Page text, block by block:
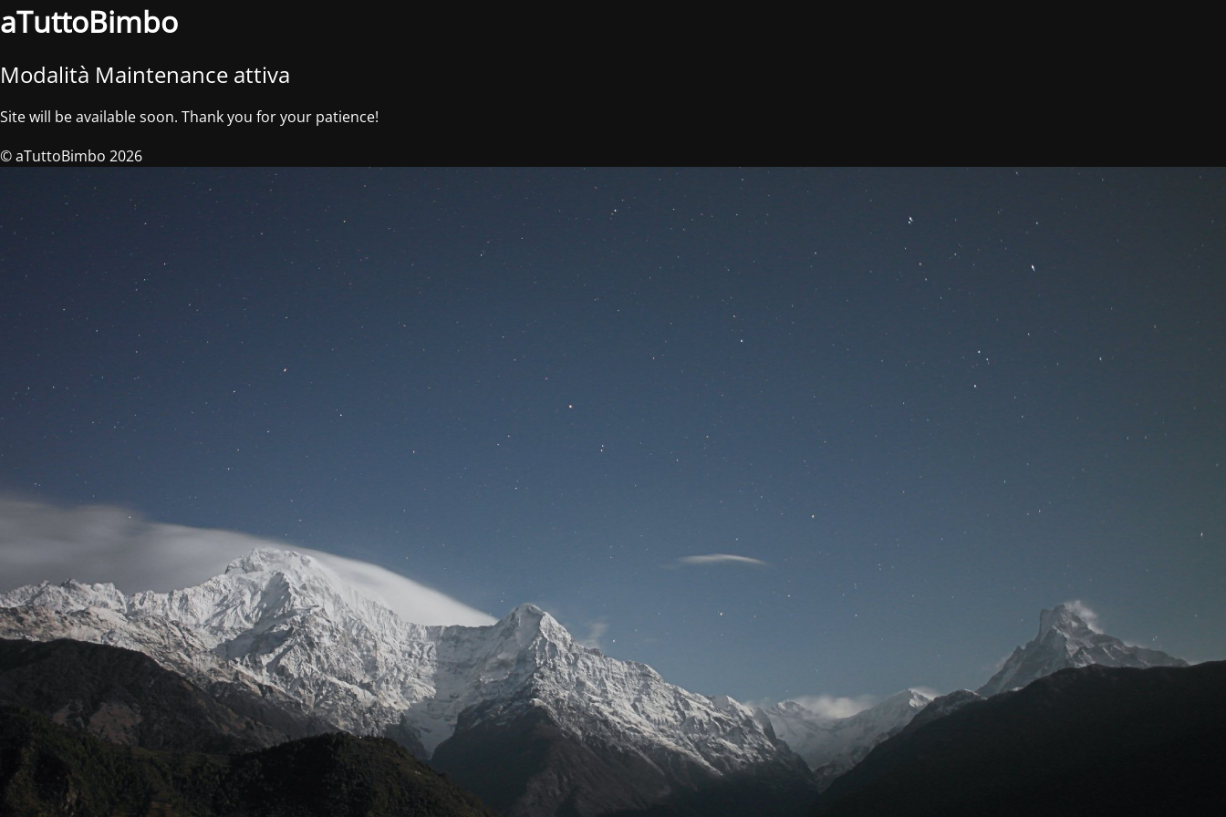
aTuttoBimbo
Modalità Maintenance attiva
Site will be available soon. Thank you for your patience!
© aTuttoBimbo 2026